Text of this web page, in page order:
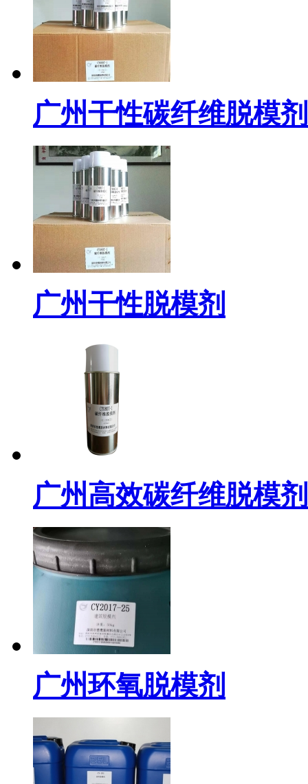
广州干性碳纤维脱模剂
广州干性脱模剂
广州高效碳纤维脱模剂
广州环氧脱模剂